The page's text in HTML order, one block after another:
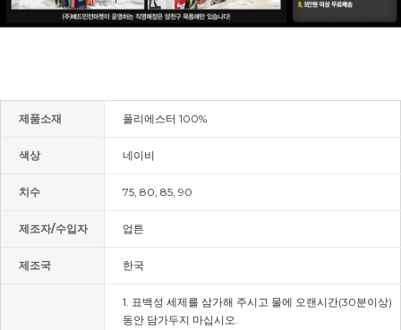
제품소재 폴리에스터 100%
색상 네이비
치수 75, 80, 85, 90
제조자/수입자 업튼
제조국 한국
1. 표백성 세제를 삼가해 주시고 물에 오랜시간(30분이상)
동안 담가두지 마십시오.